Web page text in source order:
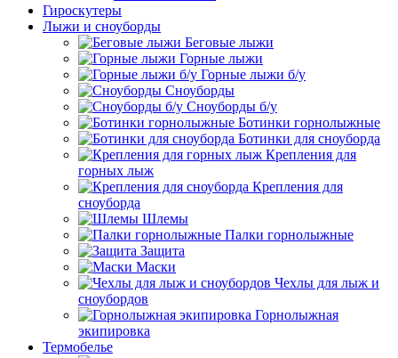
Гироскутеры
Лыжи и сноуборды
Беговые лыжи
Горные лыжи
Горные лыжи б/у
Сноуборды
Сноуборды б/у
Ботинки горнолыжные
Ботинки для сноуборда
Крепления для
горных лыж
Крепления для
сноуборда
Шлемы
Палки горнолыжные
Защита
Маски
Чехлы для лыж и
сноубордов
Горнолыжная
экипировка
Термобелье